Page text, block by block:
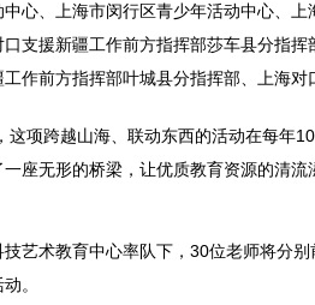
中心、上海市闵行区青少年活动中心、
支援新疆工作前方指挥部莎车县分指
作前方指挥部叶城县分指挥部、上海
这项跨越山海、联动东西的活动在每年
座无形的桥梁，让优质教育资源的清流
技艺术教育中心率队下，30位老师将分
。